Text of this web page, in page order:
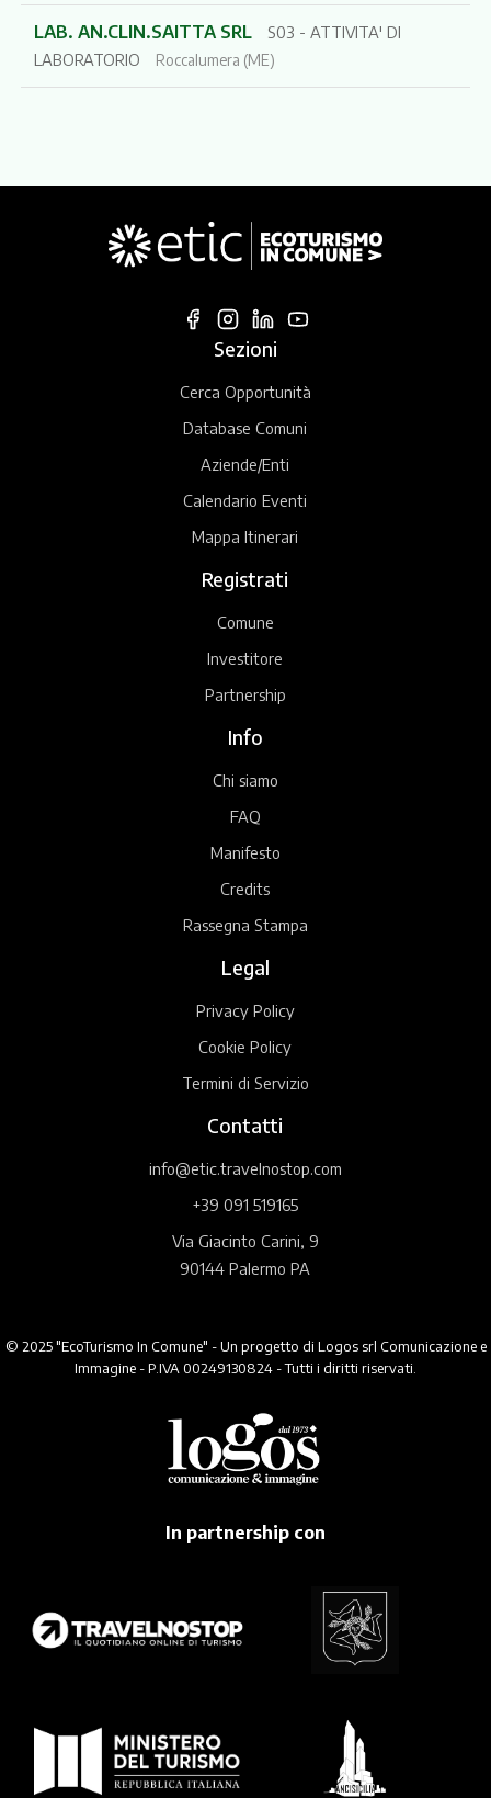
LAB. AN.CLIN.SAITTA SRL
S03 - ATTIVITA' DI
LABORATORIO
Roccalumera (ME)
Sezioni
Cerca Opportunità
Database Comuni
Aziende/Enti
Calendario Eventi
Mappa Itinerari
Registrati
Comune
Investitore
Partnership
Info
Chi siamo
FAQ
Manifesto
Credits
Rassegna Stampa
Legal
Privacy Policy
Cookie Policy
Termini di Servizio
Contatti
info@etic.travelnostop.com
+39 091 519165
Via Giacinto Carini, 9
90144 Palermo PA
© 2025 "EcoTurismo In Comune" - Un progetto di Logos srl Comunicazione e
Immagine - P.IVA 00249130824 - Tutti i diritti riservati.
In partnership con